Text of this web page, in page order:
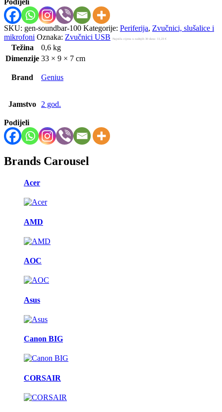
SKU: gen-soundbar-100 Kategorije: Periferija, Zvučnici, slušalice i
mikrofoni Oznaka: Zvučnici USB Najniža cijena u zadnjih 30 dana: 11,23 €
Težina
0,6 kg
Dimenzije 33 × 9 × 7 cm
Brand Genius
Jamstvo 2 god.
Podijeli
Brands Carousel
Acer
AMD
AOC
Asus
Canon BIG
CORSAIR